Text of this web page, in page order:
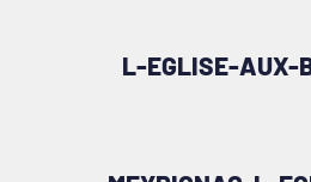
L-EGLISE-AUX-